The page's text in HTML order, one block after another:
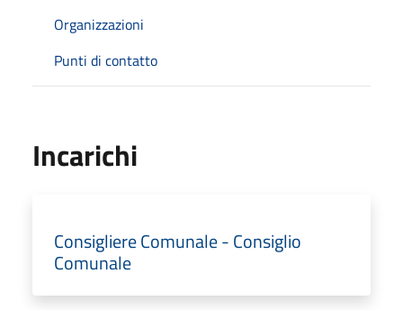
Organizzazioni
Punti di contatto
Incarichi
Consigliere Comunale - Consiglio
Comunale